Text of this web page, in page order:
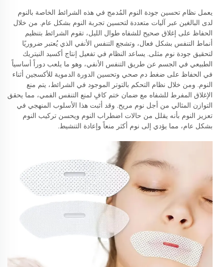
يعمل نظام تحسين جودة النوم المُدمج في هذه الشرائط الخاصة بالنوم
لدى البالغين عبر آليات متعددة لتحسين تجربة النوم بشكل عام. من خلال
الحفاظ على إغلاق صحيح للشفاه طوال الليل، تقوم الشرائط بتنظيم
أنماط التنفس بشكل فعال، وتشجع التنفس الأنفي الذي يُعتبر ضروريًا
لتحقيق جودة نوم مثلى. يساعد النظام في تفعيل إنتاج أكسيد النيتريك
الطبيعي في الجسم عن طريق التنفس الأنفي، وهو ما يلعب دوراً أساسياً
في الحفاظ على ضغط دم صحي وتحسين الدورة الدموية للأكسجين أثناء
النوم. ومن خلال نظام التحكم بالتوتر الموجود في الشرائط، يتم منع
الإغلاق المفرط للشفاه مع ضمان ختم كافٍ لمنع التنفس الفمي، مما يحقق
التوازن المثالي من أجل نوم مريح. وقد أثبت هذا الأسلوب المنهجي في
تعزيز النوم بأنه يقلل من حالات اضطراب النوم ويحسن تركيب النوم
بشكل عام، مما يؤدي إلى نوم أكثر منعاً وإعادة التنشيط.